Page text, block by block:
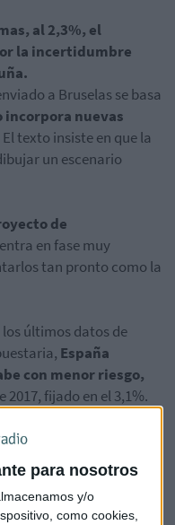
para nosotros
y/o
como cookies,
al 2,3%, el
la incertidumbre
a Bruselas se basa
incorpora nuevas
El texto insiste en que la
un escenario
de
en fase muy
tan pronto como la
últimos datos de
España
con menor riesgo,
2017, fijado en el 3,1%.
del ritmo de
que este año acabe
casi dos puntos menos